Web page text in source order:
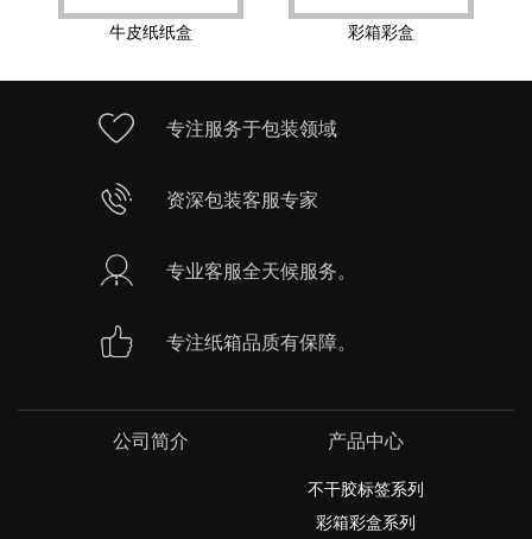
牛皮纸纸盒 彩箱彩盒
专注服务于包装领域
资深包装客服专家
专业客服全天候服务。
专注纸箱品质有保障。
公司简介 产品中心
不干胶标签系列
彩箱彩盒系列